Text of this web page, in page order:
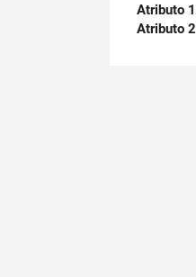
Atributo 1
Atributo 2